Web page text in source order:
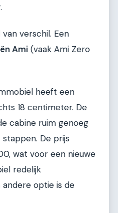
verschil. Een
Ami (vaak Ami Zero
heeft een
18 centimeter. De
cabine ruim genoeg
De prijs
wat voor een nieuwe
redelijk
optie is de